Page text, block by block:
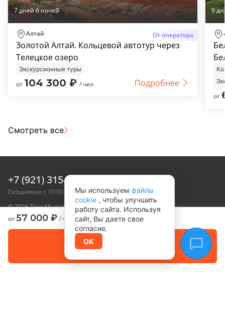
7 дней 6 ночей
Алтай От оператора
Золотой Алтай. Кольцевой автотур через
Телецкое озеро
Экскурсионные туры
Подробнее
от 104 300 ₽ / чел.
9
от
Смотреть все
от57 000 ₽ / чел.
Забронировать
Оплата позже
+7 (921) 315-05-55
Ежедневно с 10:00 до 20:00 мск
© 2026 Tour Marketplace, Inc. Все права защищены
Туры Направления
Корпоративные туры
О нас Контакты
Мы используем файлы
cookie , чтобы улучшить
работу сайта. Используя
сайт, Вы даете свое
согласие.
OK